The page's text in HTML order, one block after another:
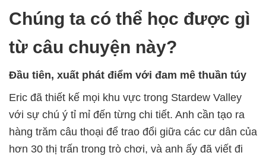
Chúng ta có thể học được gì
từ câu chuyện này?
Đầu tiên, xuất phát điểm với đam mê thuần túy
Eric đã thiết kế mọi khu vực trong Stardew Valley
với sự chú ý tỉ mỉ đến từng chi tiết. Anh cần tạo ra
hàng trăm câu thoại để trao đổi giữa các cư dân của
hơn 30 thị trấn trong trò chơi, và anh ấy đã viết đi